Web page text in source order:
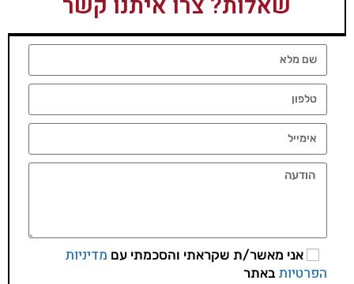
אני מאשר/ת שקראתי והסכמתי עם מדיניות
הפרטיות באתר